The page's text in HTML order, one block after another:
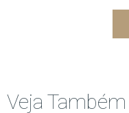
Veja Também